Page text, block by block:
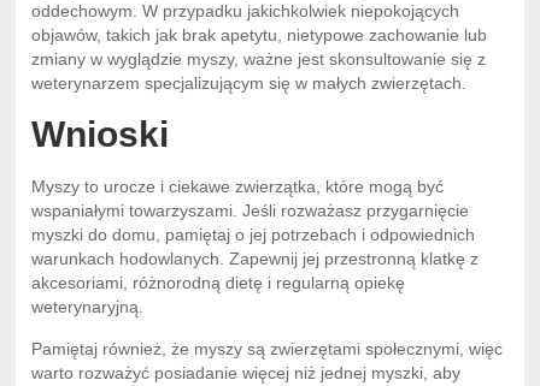
oddechowym. W przypadku jakichkolwiek niepokojących
objawów, takich jak brak apetytu, nietypowe zachowanie lub
zmiany w wyglądzie myszy, ważne jest skonsultowanie się z
weterynarzem specjalizującym się w małych zwierzętach.
Wnioski
Myszy to urocze i ciekawe zwierzątka, które mogą być
wspaniałymi towarzyszami. Jeśli rozważasz przygarnięcie
myszki do domu, pamiętaj o jej potrzebach i odpowiednich
warunkach hodowlanych. Zapewnij jej przestronną klatkę z
akcesoriami, różnorodną dietę i regularną opiekę
weterynaryjną.
Pamiętaj również, że myszy są zwierzętami społecznymi, więc
warto rozważyć posiadanie więcej niż jednej myszki, aby